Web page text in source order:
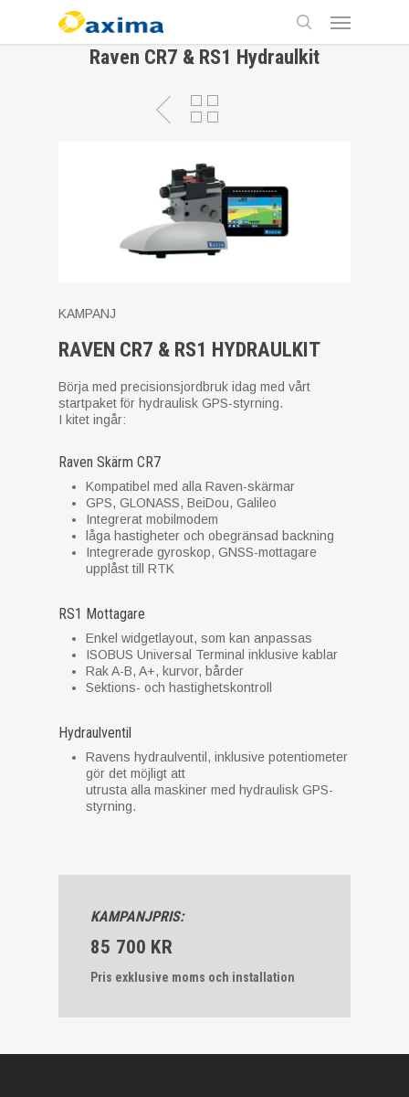
search
Menu
Raven CR7 & RS1 Hydraulkit
KAMPANJ
RAVEN CR7 & RS1 HYDRAULKIT
Börja med precisionsjordbruk idag med vårt
startpaket för hydraulisk GPS-styrning.
I kitet ingår:
Raven Skärm CR7
Kompatibel med alla Raven-skärmar
GPS, GLONASS, BeiDou, Galileo
Integrerat mobilmodem
låga hastigheter och obegränsad backning
Integrerade gyroskop, GNSS-mottagare
upplåst till RTK
RS1 Mottagare
Enkel widgetlayout, som kan anpassas
ISOBUS Universal Terminal inklusive kablar
Rak A-B, A+, kurvor, bårder
Sektions- och hastighetskontroll
Hydraulventil
Ravens hydraulventil, inklusive potentiometer
gör det möjligt att
utrusta alla maskiner med hydraulisk GPS-
styrning.
KAMPANJPRIS:
85 700 KR
Pris exklusive moms och installation